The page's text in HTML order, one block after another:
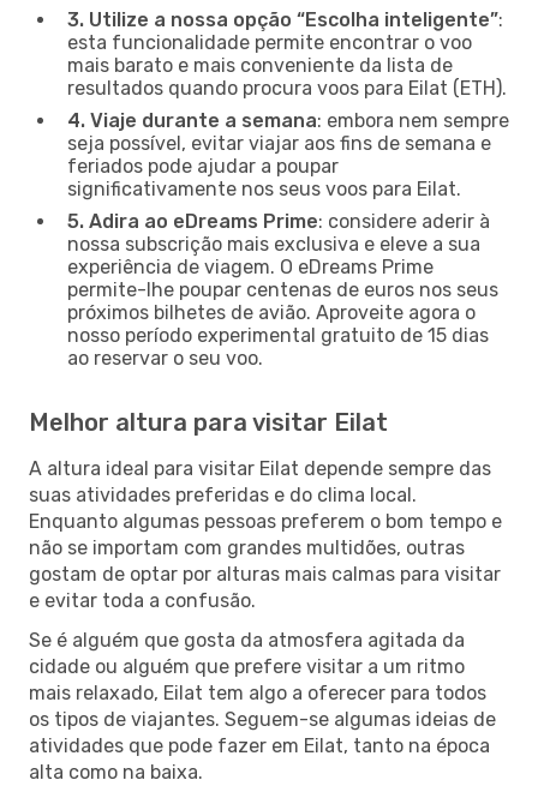
3. Utilize a nossa opção “Escolha inteligente”:
esta funcionalidade permite encontrar o voo
mais barato e mais conveniente da lista de
resultados quando procura voos para Eilat (ETH).
4. Viaje durante a semana: embora nem sempre
seja possível, evitar viajar aos fins de semana e
feriados pode ajudar a poupar
significativamente nos seus voos para Eilat.
5. Adira ao eDreams Prime: considere aderir à
nossa subscrição mais exclusiva e eleve a sua
experiência de viagem. O eDreams Prime
permite-lhe poupar centenas de euros nos seus
próximos bilhetes de avião. Aproveite agora o
nosso período experimental gratuito de 15 dias
ao reservar o seu voo.
Melhor altura para visitar Eilat
A altura ideal para visitar Eilat depende sempre das
suas atividades preferidas e do clima local.
Enquanto algumas pessoas preferem o bom tempo e
não se importam com grandes multidões, outras
gostam de optar por alturas mais calmas para visitar
e evitar toda a confusão.
Se é alguém que gosta da atmosfera agitada da
cidade ou alguém que prefere visitar a um ritmo
mais relaxado, Eilat tem algo a oferecer para todos
os tipos de viajantes. Seguem-se algumas ideias de
atividades que pode fazer em Eilat, tanto na época
alta como na baixa.